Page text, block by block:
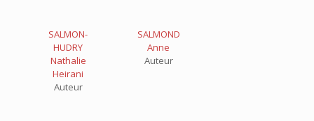
SALMON-
HUDRY
Nathalie
Heirani
Auteur
SALMOND
Anne
Auteur